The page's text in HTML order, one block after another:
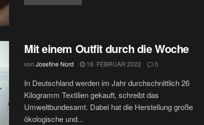
Mit einem Outfit durch die Woche
von Josefine Nord 18. FEBRUAR 2022 0
In Deutschland werden im Jahr durchschnittlich 26
Kilogramm Textilien gekauft, schreibt das
Umweltbundesamt. Dabei hat die Herstellung große
ökologische und...